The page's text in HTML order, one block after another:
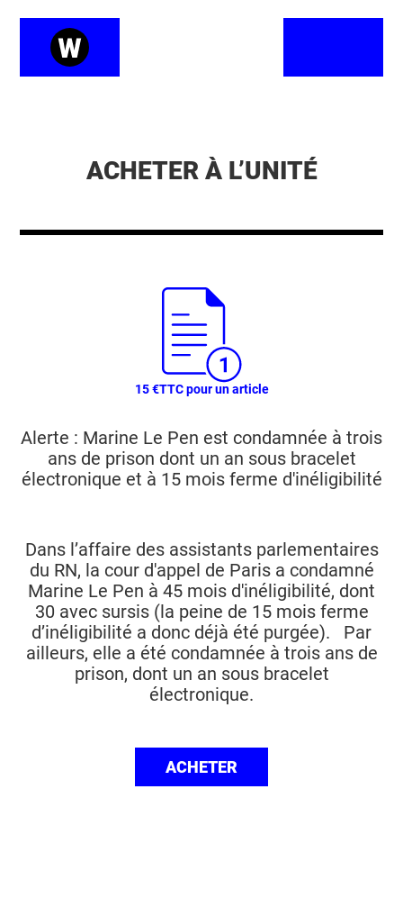
ACHETER À L’UNITÉ
15 €TTC pour un article
Alerte : Marine Le Pen est condamnée à trois
ans de prison dont un an sous bracelet
électronique et à 15 mois ferme d'inéligibilité
Dans l’affaire des assistants parlementaires
du RN, la cour d'appel de Paris a condamné
Marine Le Pen à 45 mois d'inéligibilité, dont
30 avec sursis (la peine de 15 mois ferme
d’inéligibilité a donc déjà été purgée). Par
ailleurs, elle a été condamnée à trois ans de
prison, dont un an sous bracelet
électronique.
ACHETER